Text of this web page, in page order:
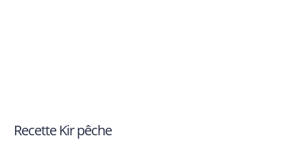
Recette Kir pêche